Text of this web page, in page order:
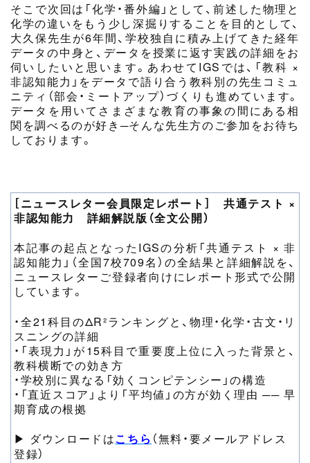
そこで次回は「化学・番外編」として、前述した物理と
化学の違いをもう少し深掘りすることを目的として、
大久保先生が6年間、学校独自に積み上げてきた経年
データの中身と、データを授業に返す実践の詳細をお
伺いしたいと思います。あわせてIGSでは、「教科 ×
非認知能力」をデータで語り合う教科別の先生コミュ
ニティ（部会・ミートアップ）づくりも進めています。
データを用いてさまざまな教育の事象の間にある相
関を調べるのが好き─そんな先生方のご参加をお待ち
しております。
［ニュースレター会員限定レポート］ 共通テスト ×
非認知能力 詳細解説版（全文公開）
本記事の起点となったIGSの分析「共通テスト × 非
認知能力」（全国7校709名）の全結果と詳細解説を、
ニュースレターご登録者向けにレポート形式で公開
しています。
・全21科目のΔR²ランキングと、物理・化学・古文・リ
スニングの詳細
・「表現力」が15科目で重要度上位に入った背景と、
教科横断での効き方
・学校別に異なる「効くコンピテンシー」の構造
・「直近スコア」より「平均値」の方が効く理由 ── 早
期育成の根拠
▶ ダウンロードはこちら （無料・要メールアドレス
登録）